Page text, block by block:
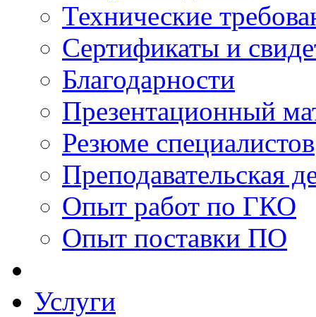
Технические
Сертификаты и
Благодарности
Презентационный
Резюме специалистов
Преподавательская
Опыт работ по ГКО
Опыт поставки ПО
Услуги